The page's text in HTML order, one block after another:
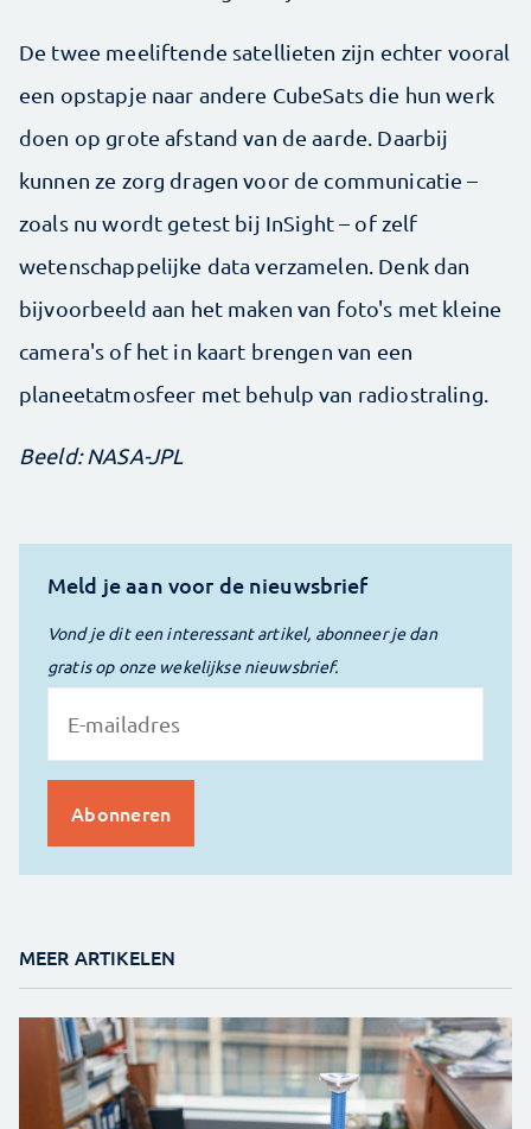
De twee meeliftende satellieten zijn echter vooral
een opstapje naar andere CubeSats die hun werk
doen op grote afstand van de aarde. Daarbij
kunnen ze zorg dragen voor de communicatie –
zoals nu wordt getest bij InSight – of zelf
wetenschappelijke data verzamelen. Denk dan
bijvoorbeeld aan het maken van foto's met kleine
camera's of het in kaart brengen van een
planeetatmosfeer met behulp van radiostraling.
Beeld: NASA-JPL
Meld je aan voor de nieuwsbrief
Vond je dit een interessant artikel, abonneer je dan
gratis op onze wekelijkse nieuwsbrief.
MEER ARTIKELEN